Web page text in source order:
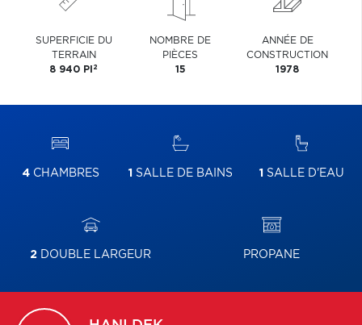
SUPERFICIE DU
TERRAIN
8 940 PI 2
NOMBRE DE
PIÈCES
15
ANNÉE DE
CONSTRUCTION
1978
4CHAMBRES 1 SALLE DE BAINS 1 SALLE D'EAU
2 DOUBLE LARGEUR PROPANE